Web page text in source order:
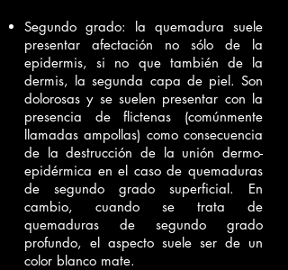
Segundo grado: la quemadura suele
presentar afectación no sólo de la
epidermis, si no que también de la
dermis, la segunda capa de piel. Son
dolorosas y se suelen presentar con la
presencia de flictenas (comúnmente
llamadas ampollas) como consecuencia
de la destrucción de la unión dermo-
epidérmica en el caso de quemaduras
de segundo grado superficial. En
cambio, cuando se trata de
quemaduras de segundo grado
profundo, el aspecto suele ser de un
color blanco mate.